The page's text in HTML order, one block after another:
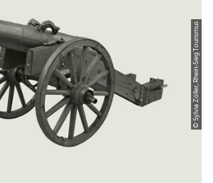
© Sylvia Zöller, Rhein-Sieg Tourismus